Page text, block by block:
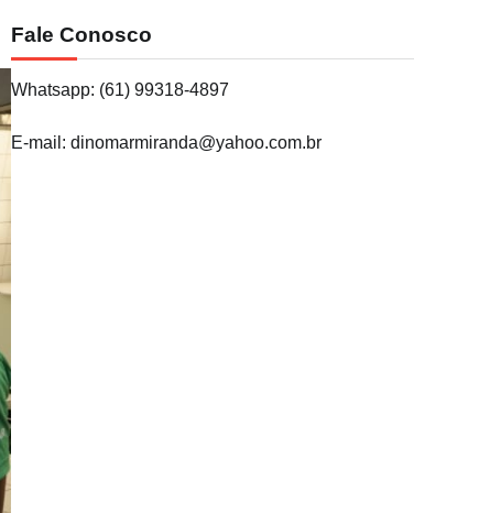
Fale Conosco
Whatsapp: (61) 99318-4897
E-mail: dinomarmiranda@yahoo.com.br